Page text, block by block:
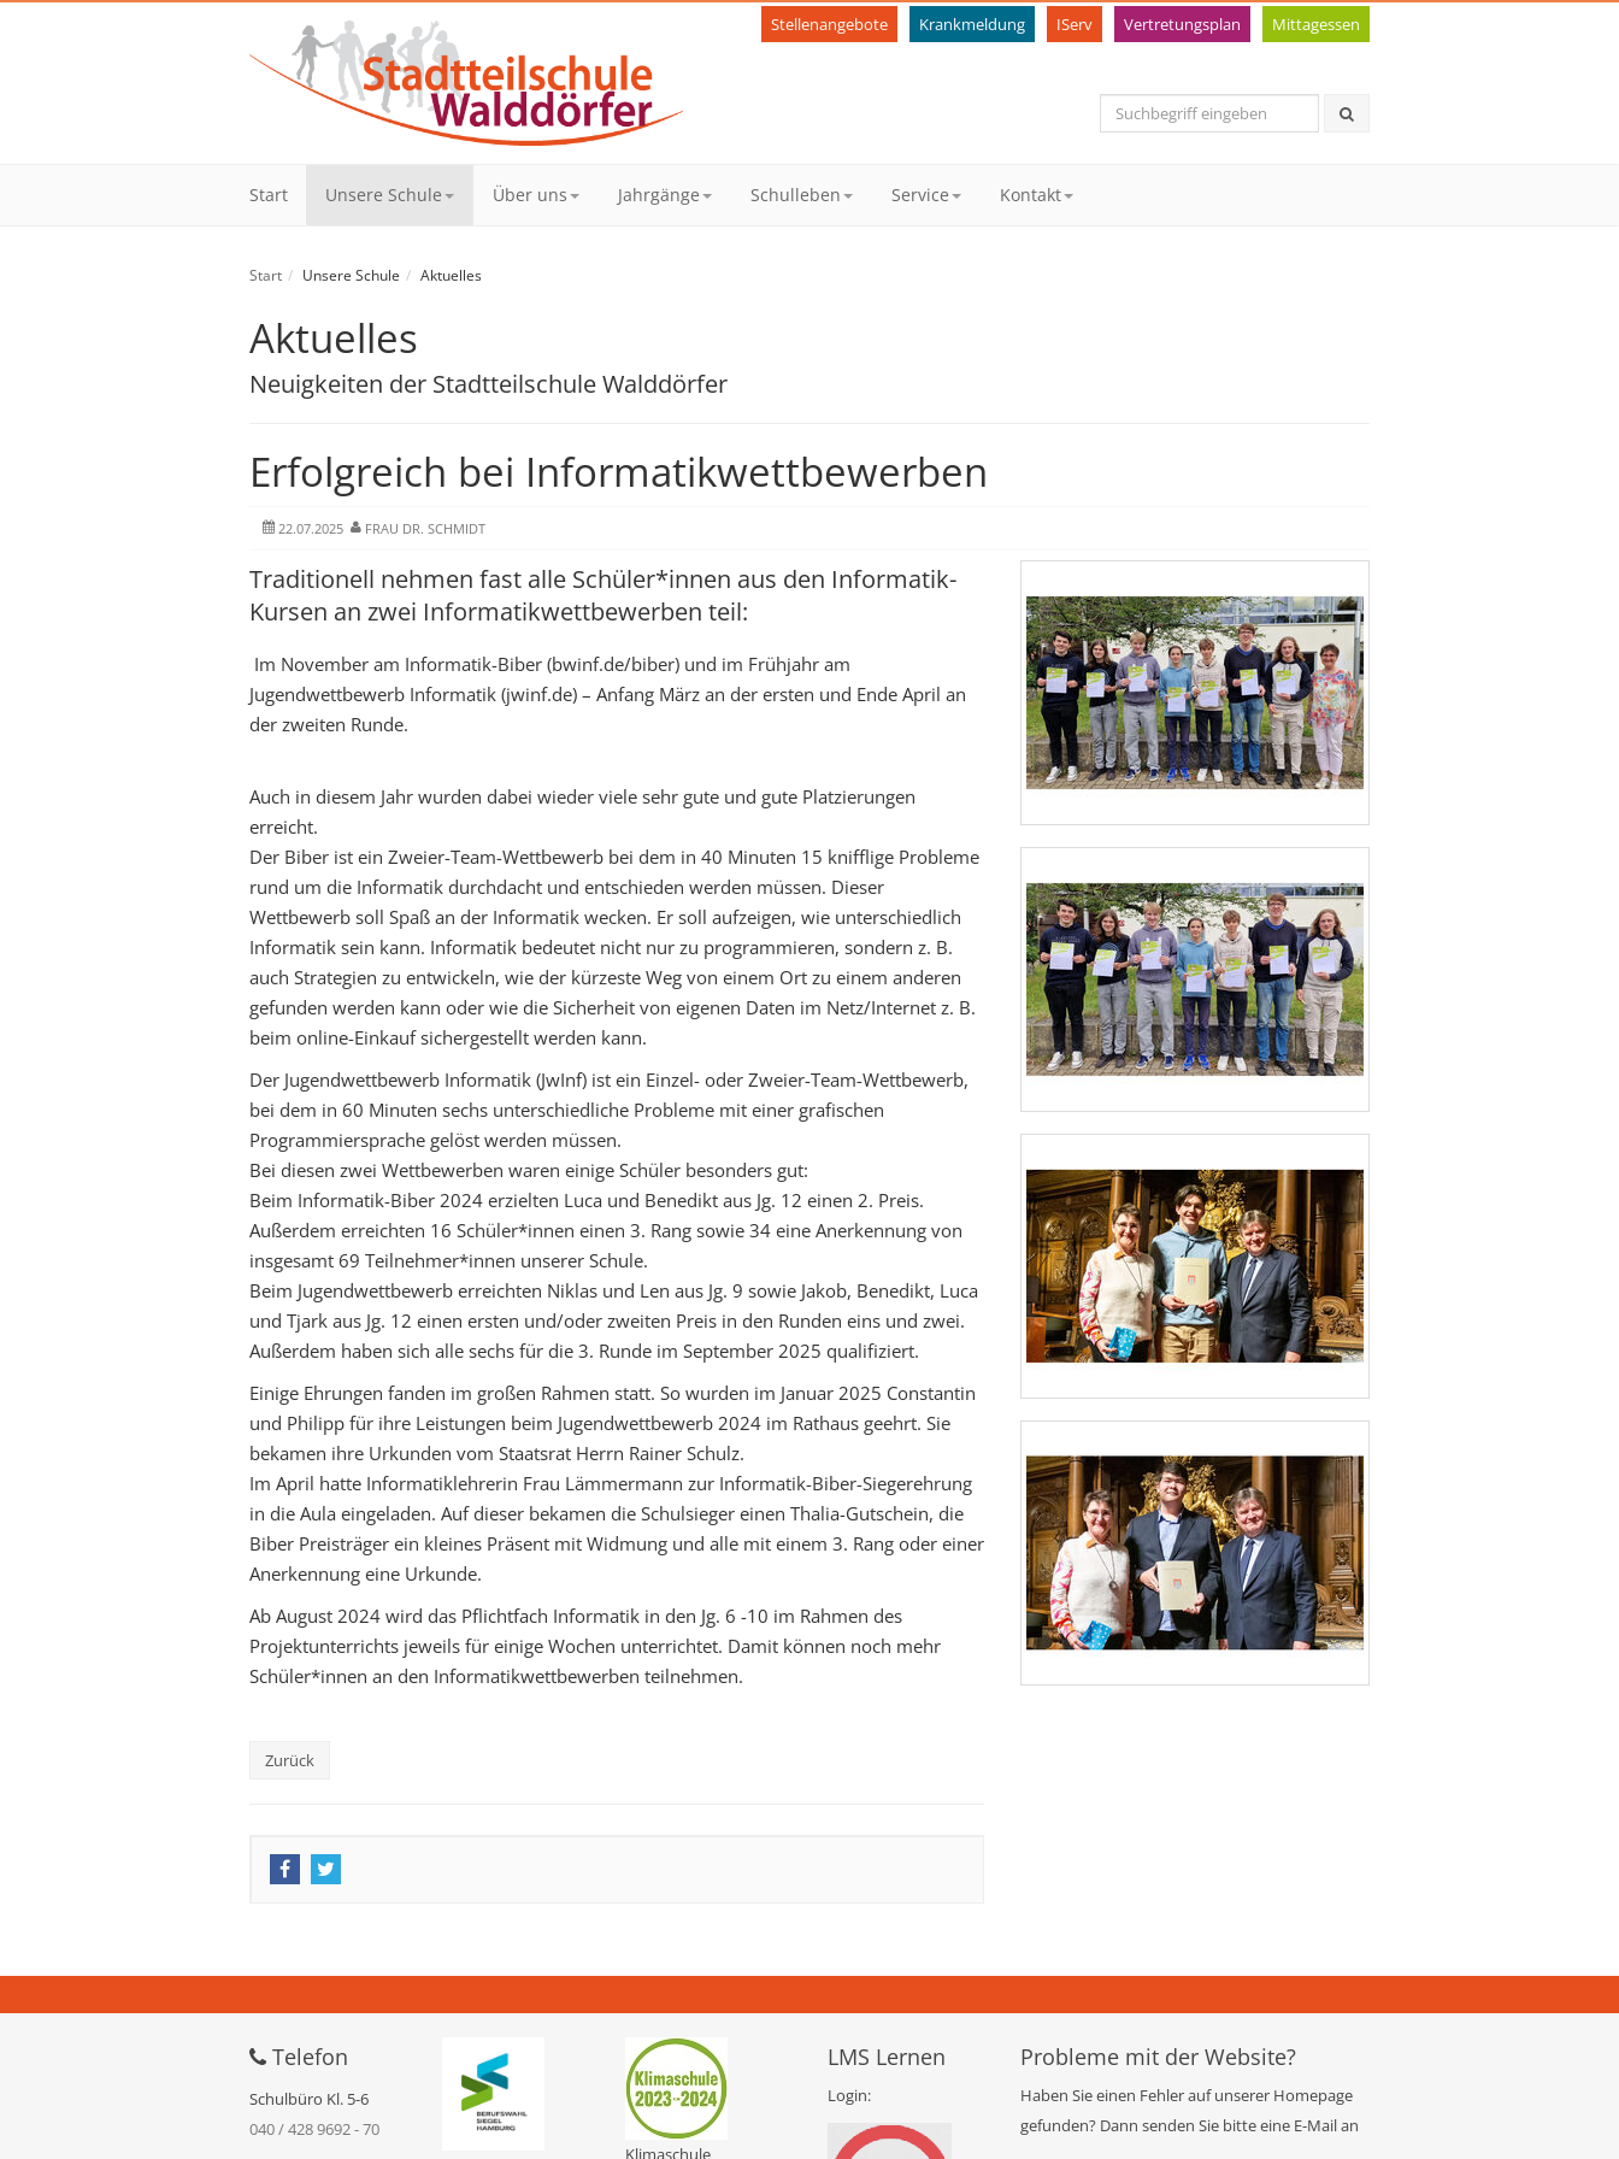
Stellenangebote Krankmeldung IServ Vertretungsplan Mittagessen
Start Unsere Schule Über uns Jahrgänge Schulleben Service Kontakt
Start Unsere Schule Aktuelles
Aktuelles
Neuigkeiten der Stadtteilschule Walddörfer
Erfolgreich bei Informatikwettbewerben
22.07.2025 FRAU DR. SCHMIDT
Traditionell nehmen fast alle Schüler*innen aus den Informatik-
Kursen an zwei Informatikwettbewerben teil:
Im November am Informatik-Biber (bwinf.de/biber) und im Frühjahr am
Jugendwettbewerb Informatik (jwinf.de) – Anfang März an der ersten und Ende April an
der zweiten Runde.
Auch in diesem Jahr wurden dabei wieder viele sehr gute und gute Platzierungen
erreicht.
Der Biber ist ein Zweier-Team-Wettbewerb bei dem in 40 Minuten 15 knifflige Probleme
rund um die Informatik durchdacht und entschieden werden müssen. Dieser
Wettbewerb soll Spaß an der Informatik wecken. Er soll aufzeigen, wie unterschiedlich
Informatik sein kann. Informatik bedeutet nicht nur zu programmieren, sondern z. B.
auch Strategien zu entwickeln, wie der kürzeste Weg von einem Ort zu einem anderen
gefunden werden kann oder wie die Sicherheit von eigenen Daten im Netz/Internet z. B.
beim online-Einkauf sichergestellt werden kann.
Der Jugendwettbewerb Informatik (JwInf) ist ein Einzel- oder Zweier-Team-Wettbewerb,
bei dem in 60 Minuten sechs unterschiedliche Probleme mit einer grafischen
Programmiersprache gelöst werden müssen.
Bei diesen zwei Wettbewerben waren einige Schüler besonders gut:
Beim Informatik-Biber 2024 erzielten Luca und Benedikt aus Jg. 12 einen 2. Preis.
Außerdem erreichten 16 Schüler*innen einen 3. Rang sowie 34 eine Anerkennung von
insgesamt 69 Teilnehmer*innen unserer Schule.
Beim Jugendwettbewerb erreichten Niklas und Len aus Jg. 9 sowie Jakob, Benedikt, Luca
und Tjark aus Jg. 12 einen ersten und/oder zweiten Preis in den Runden eins und zwei.
Außerdem haben sich alle sechs für die 3. Runde im September 2025 qualifiziert.
Einige Ehrungen fanden im großen Rahmen statt. So wurden im Januar 2025 Constantin
und Philipp für ihre Leistungen beim Jugendwettbewerb 2024 im Rathaus geehrt. Sie
bekamen ihre Urkunden vom Staatsrat Herrn Rainer Schulz.
Im April hatte Informatiklehrerin Frau Lämmermann zur Informatik-Biber-Siegerehrung
in die Aula eingeladen. Auf dieser bekamen die Schulsieger einen Thalia-Gutschein, die
Biber Preisträger ein kleines Präsent mit Widmung und alle mit einem 3. Rang oder einer
Anerkennung eine Urkunde.
Ab August 2024 wird das Pflichtfach Informatik in den Jg. 6 -10 im Rahmen des
Projektunterrichts jeweils für einige Wochen unterrichtet. Damit können noch mehr
Schüler*innen an den Informatikwettbewerben teilnehmen.
Zurück
Telefon
Schulbüro Kl. 5-6
040 / 428 9692 - 70
Klimaschule
LMS Lernen
Login:
Probleme mit der Website?
Haben Sie einen Fehler auf unserer Homepage
gefunden? Dann senden Sie bitte eine E-Mail an